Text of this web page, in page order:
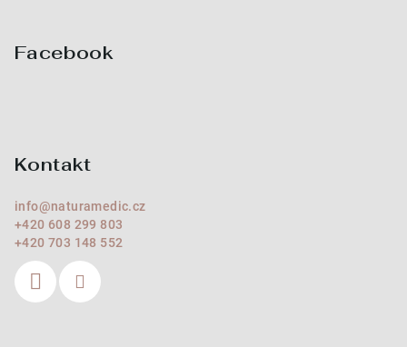
Facebook
Kontakt
info@naturamedic.cz
+420 608 299 803
+420 703 148 552